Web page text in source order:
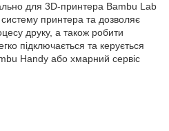
для 3D-принтера Bambu Lab
принтера та дозволяє
друку, а також робити
підключається та керується
Handy або хмарний сервіс